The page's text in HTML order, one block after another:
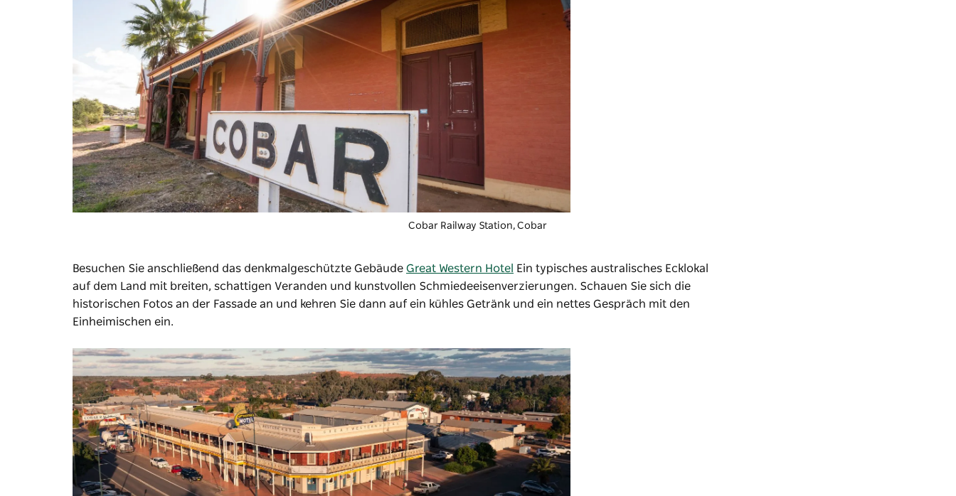
Cobar Railway Station, Cobar
Besuchen Sie anschließend das denkmalgeschützte Gebäude Great Western Hotel
Ein typisches australisches Ecklokal
auf dem Land mit breiten, schattigen Veranden und kunstvollen Schmiedeeisenverzierungen. Schauen Sie sich die
historischen Fotos an der Fassade an und kehren Sie dann auf ein kühles Getränk und ein nettes Gespräch mit den
Einheimischen ein.